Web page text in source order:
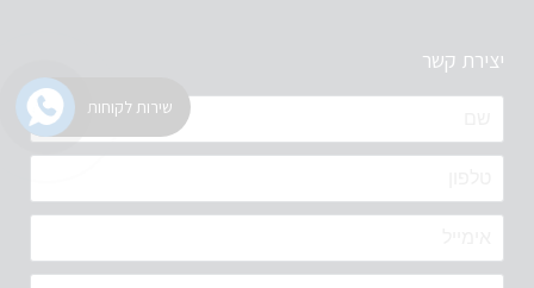
יצירת קשר
שירות לקוחות